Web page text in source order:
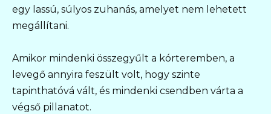
egy lassú, súlyos zuhanás, amelyet nem lehetett
megállítani.
Amikor mindenki összegyűlt a kórteremben, a
levegő annyira feszült volt, hogy szinte
tapinthatóvá vált, és mindenki csendben várta a
végső pillanatot.